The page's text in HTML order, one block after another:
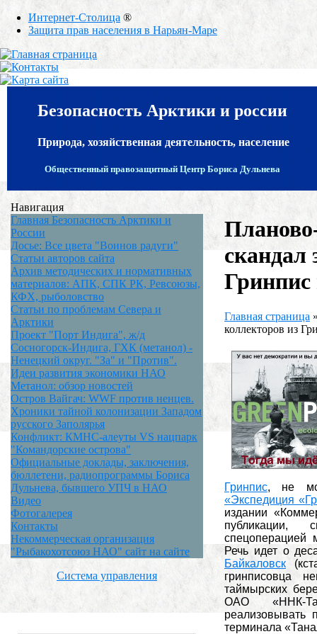
Интернет-Столица ®
Защита прав населения в Нарьян-Маре
Безопасность Арктики и россии
Природа, хозяйственная деятельность, население
Общественный правозащитный Центр Бориса Дульнева
Навигация
Главная Безопасность Арктики и
России
Досье: Все цвета "Воинов радуги"
Статьи авторов сайта
Архив методических и нормативных
материалов: АПК, СПК РК, Ревсоюзы,
КФХ, рыболовство
Статьи по проблемам Севера и
Арктики
Проект "Порт Индига", ж/д
Сосногорск-Индига, ГХК (метанол) -
Ненецкий округ. "За" и "Против".
Идеи развития экономики НАО
Метанол: обзор новостей
Остров Вайгач: WWF против ненцев.
Хроники тайной колонизации Западом
русского Заполярья
Конфликт: КМНС-алеуты VS нацпарк
"Командорские острова"
Официальные доклады, заключения,
бюллетени, радиопрограммы Бориса
Дульнева, бывшего УПЧ в НАО
Видео
Фотогалерея
Контакты
Некоммерческая организация
"Рыбакохотсоюз НАО" сайт на сайте
Система управления
скандал
Главная страница
коллекторов из
Гринпис, не
«Экспедиция
издании
публикации,
спецоперацией
Речь идет о
Байкаловск
гринписовца
таймырских
ОАО «ННК-
реализовывать
терминала